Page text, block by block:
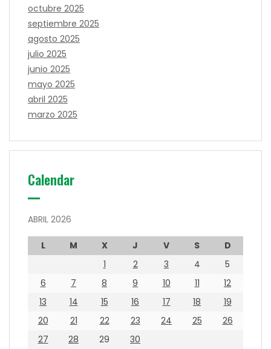
octubre 2025
septiembre 2025
agosto 2025
julio 2025
junio 2025
mayo 2025
abril 2025
marzo 2025
Calendar
ABRIL 2026
L M X J V S
D
1
2 3 4
5
6
7 8 9 10 11
12
13
14 15 16 17 18
19
20
21 22 23 24 25
26
27
28 29
30